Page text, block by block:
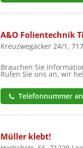
A&O Folientechnik
Kreuzwegäcker 24/1,
Brauchen Sie
Rufen Sie uns an, wir
Telefonnummer
Müller klebt!